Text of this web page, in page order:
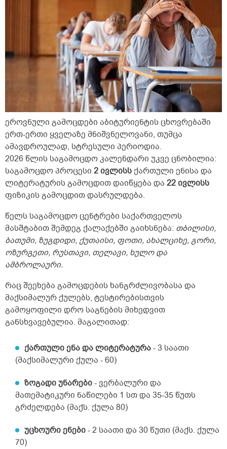
ეროვნული გამოცდები აბიტურიენტის ცხოვრებაში
ერთ-ერთი ყველაზე მნიშვნელოვანი, თუმცა
ამავდროულად, სტრესული პერიოდია.
2026 წლის საგამოცდო კალენდარი უკვე ცნობილია:
საგამოცდო პროცესი 2 ივლისსქართული ენისა და
ლიტერატურის გამოცდით დაიწყება და 22 ივლისს
ფიზიკის გამოცდით დასრულდება.
წელს საგამოცდო ცენტრები საქართველოს
მასშტაბით შემდეგ ქალაქებში გაიხსნება: თბილისი,
ბათუმი, ზუგდიდი, ქუთაისი, ფოთი, ახალციხე, გორი,
ოზურგეთი, რუსთავი, თელავი, ხულო და
ამბროლაური.
რაც შეეხება გამოცდების ხანგრძლივობასა და
მაქსიმალურ ქულებს, ტესტირებისთვის
გამოყოფილი დრო საგნების მიხედვით
განსხვავებულია. მაგალითად:
ქართული ენა და ლიტერატურა- 3 საათი
(მაქსიმალური ქულა - 60)
ზოგადი უნარები- ვერბალური და
მათემატიკური ნაწილები 1 სთ და 35-35 წუთს
გრძელდება (მაქს. ქულა 80)
უცხოური ენები- 2 საათი და 30 წუთი (მაქს. ქულა
70)